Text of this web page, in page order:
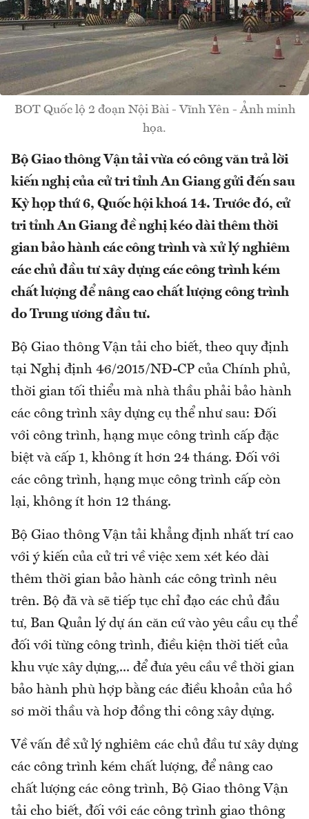
BOT Quốc lộ 2 đoạn Nội Bài - Vĩnh Yên - Ảnh minh
họa.
Bộ Giao thông Vận tải vừa có công văn trả lời
kiến nghị của cử tri tỉnh An Giang gửi đến sau
Kỳ họp thứ 6, Quốc hội khoá 14. Trước đó, cử
tri tỉnh An Giang đề nghị kéo dài thêm thời
gian bảo hành các công trình và xử lý nghiêm
các chủ đầu tư xây dựng các công trình kém
chất lượng để nâng cao chất lượng công trình
do Trung ương đầu tư.
Bộ Giao thông Vận tải cho biết, theo quy định
tại Nghị định 46/2015/NĐ-CP của Chính phủ,
thời gian tối thiểu mà nhà thầu phải bảo hành
các công trình xây dựng cụ thể như sau: Đối
với công trình, hạng mục công trình cấp đặc
biệt và cấp 1, không ít hơn 24 tháng. Đối với
các công trình, hạng mục công trình cấp còn
lại, không ít hơn 12 tháng.
Bộ Giao thông Vận tải khẳng định nhất trí cao
với ý kiến của cử tri về việc xem xét kéo dài
thêm thời gian bảo hành các công trình nêu
trên. Bộ đã và sẽ tiếp tục chỉ đạo các chủ đầu
tư, Ban Quản lý dự án căn cứ vào yêu cầu cụ thể
đối với từng công trình, điều kiện thời tiết của
khu vực xây dựng,... để đưa yêu cầu về thời gian
bảo hành phù hợp bằng các điều khoản của hồ
sơ mời thầu và hơp đồng thi công xây dựng.
Về vấn đề xử lý nghiêm các chủ đầu tư xây dựng
các công trình kém chất lượng, để nâng cao
chất lượng các công trình, Bộ Giao thông Vận
tải cho biết, đối với các công trình giao thông